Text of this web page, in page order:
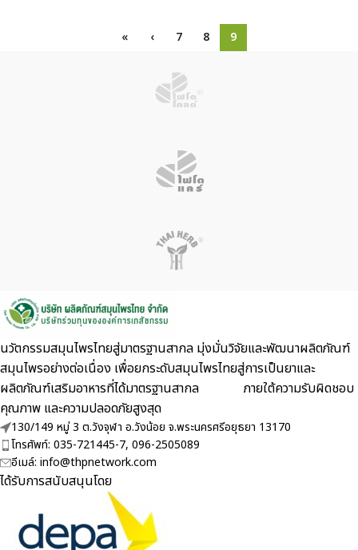
« ‹ 7 8 9
นวัตกรรมสมุนไพรไทยสู่มาตรฐานสากล มุ่งมั่นวิจัยและพัฒนาผลิตภัณฑ์
สมุนไพรอย่างต่อเนื่อง เพื่อยกระดับสมุนไพรไทยสู่การเป็นยาและ
ผลิตภัณฑ์เสริมอาหารที่ได้มาตรฐานสากล ภายใต้ความรับผิดชอบ
คุณภาพ และความปลอดภัยสูงสุด
130/149 หมู่ 3 ต.วังจุฬา อ.วังน้อย จ.พระนครศรีอยุธยา 13170
โทรศัพท์: 035-721445-7, 096-2505089
อีเมล์: info@thpnetwork.com
ได้รับการสนับสนุนโดย